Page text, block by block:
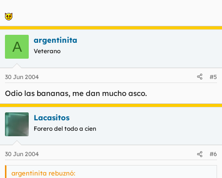
A argentinita
Veterano
30 Jun 2004 #5
Odio las bananas, me dan mucho asco.
Lacasitos
Forero del todo a cien
30 Jun 2004 #6
argentinita rebuznó: